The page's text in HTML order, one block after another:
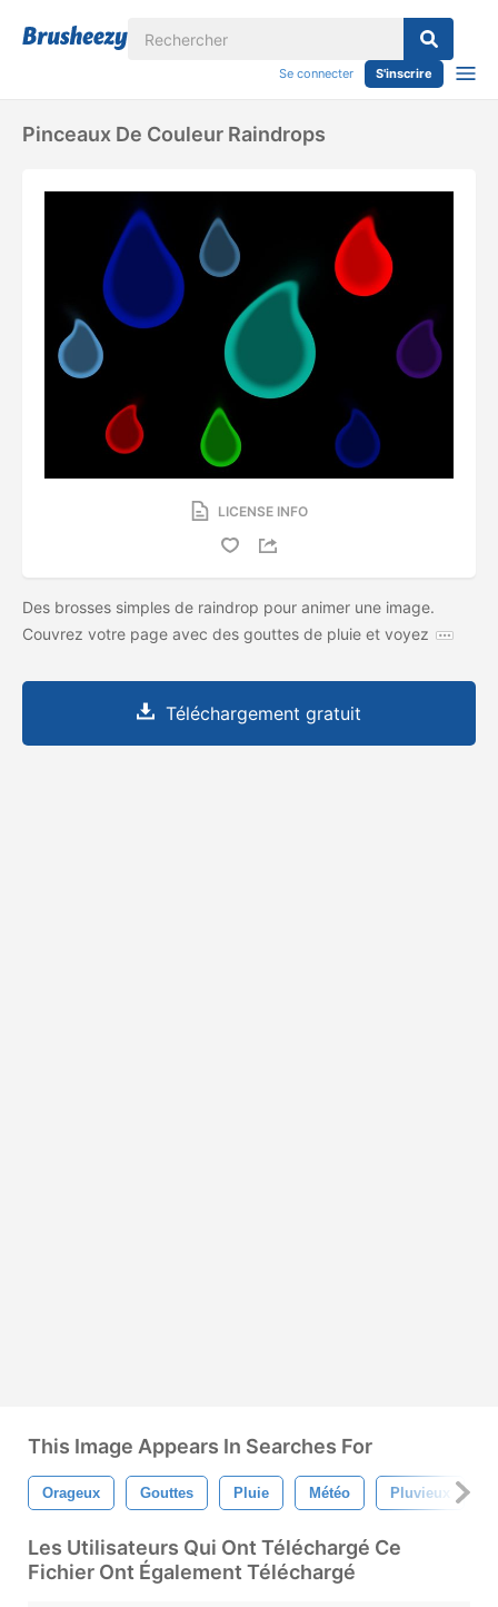
Se connecter S'inscrire
Pinceaux De Couleur Raindrops
LICENSE INFO
Des brosses simples de raindrop pour animer une image.
Couvrez votre page avec des gouttes de pluie et voyez
Téléchargement gratuit
This Image Appears In Searches For
Orageux Gouttes Pluie Météo Pluvieux
Les Utilisateurs Qui Ont Téléchargé Ce
Fichier Ont Également Téléchargé